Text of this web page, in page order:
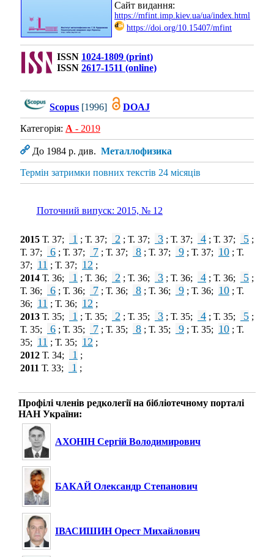
Сайт видання:
https://mfint.imp.kiev.ua/ua/index.html
https://doi.org/10.15407/mfint
ISSN 1024-1809 (print)
ISSN 2617-1511 (online)
Scopus [1996] DOAJ
Категорія: А - 2019
До 1984 р. див. Металлофизика
Термін затримки повних текстів 24 місяців
Поточний випуск: 2015, № 12
2015 Т. 37; 1 ; Т. 37; 2 ; Т. 37; 3 ; Т. 37; 4 ; Т. 37; 5 ;
Т. 37;
6 ; Т. 37; 7 ; Т. 37; 8 ; Т. 37; 9 ; Т. 37; 10 ; Т.
37; 11 ; Т. 37; 12 ;
2014 Т. 36; 1 ; Т. 36; 2 ; Т. 36; 3 ; Т. 36; 4 ; Т. 36; 5 ;
Т. 36;
6 ; Т. 36; 7 ; Т. 36; 8 ; Т. 36; 9 ; Т. 36; 10 ; Т.
36; 11 ; Т. 36; 12 ;
2013 Т. 35; 1 ; Т. 35; 2 ; Т. 35; 3 ; Т. 35; 4 ; Т. 35; 5 ;
Т. 35;
6 ; Т. 35; 7 ; Т. 35; 8 ; Т. 35; 9 ; Т. 35; 10 ; Т.
35; 11 ; Т. 35; 12 ;
2012 Т. 34; 1 ;
2011 Т. 33; 1 ;
Профілі членів редколегії на бібліотечному порталі
НАН України:
АХОНІН Сергій Володимирович
БАКАЙ Олександр Степанович
ІВАСИШИН Орест Михайлович